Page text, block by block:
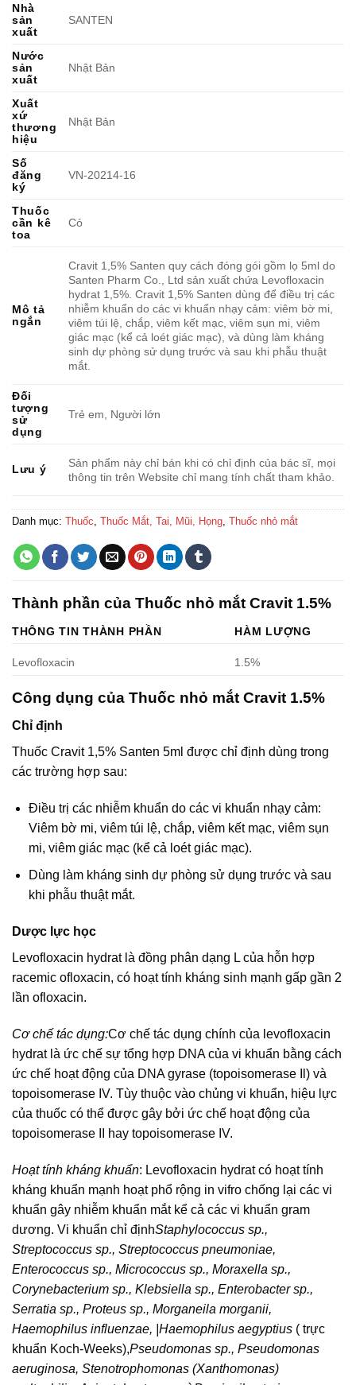
Nhà
sản
xuất
SANTEN
Nước
sản
xuất
Nhật Bản
Xuất
xứ
thương
hiệu
Nhật Bản
Số
đăng
ký
VN-20214-16
Thuốc
cần kê
toa
Có
Mô tả
ngắn
Cravit 1,5% Santen quy cách đóng gói gồm lọ 5ml do
Santen Pharm Co., Ltd sản xuất chứa Levofloxacin
hydrat 1,5%. Cravit 1,5% Santen dùng để điều trị các
nhiễm khuẩn do các vi khuẩn nhạy cảm: viêm bờ mi,
viêm túi lệ, chắp, viêm kết mạc, viêm sụn mi, viêm
giác mạc (kể cả loét giác mạc), và dùng làm kháng
sinh dự phòng sử dụng trước và sau khi phẫu thuật
mắt.
Đối
tượng
sử
dụng
Trẻ em, Người lớn
Lưu ý
Sản phẩm này chỉ bán khi có chỉ định của bác sĩ, mọi
thông tin trên Website chỉ mang tính chất tham khảo.
Danh mục: Thuốc Thuốc Mắt, Tai, Mũi, Họng Thuốc nhỏ mắt
Thành phần của Thuốc nhỏ mắt Cravit 1.5%
THÔNG TIN THÀNH PHẦN HÀM LƯỢNG
Levofloxacin 1.5%
Công dụng của Thuốc nhỏ mắt Cravit 1.5%
Chỉ định
Thuốc Cravit 1,5% Santen 5ml được chỉ định dùng trong
các trường hợp sau:
Điều trị các nhiễm khuẩn do các vi khuẩn nhạy cảm:
Viêm bờ mi, viêm túi lệ, chắp, viêm kết mạc, viêm sụn
mi, viêm giác mạc (kể cả loét giác mạc).
Dùng làm kháng sinh dự phòng sử dụng trước và sau
khi phẫu thuật mắt.
Dược lực học
Levofloxacin hydrat là đồng phân dạng L của hỗn hợp
racemic ofloxacin, có hoạt tính kháng sinh mạnh gấp gần 2
lần ofloxacin.
Cơ chế tác dụng:Cơ chế tác dụng chính của levofloxacin
hydrat là ức chế sự tổng hợp DNA của vi khuẩn bằng cách
ức chế hoạt động của DNA gyrase (topoisomerase Il) và
topoisomerase IV. Tùy thuộc vào chủng vi khuẩn, hiệu lực
của thuốc có thể được gây bởi ức chế hoạt động của
topoisomerase II hay topoisomerase IV.
Hoạt tính kháng khuẩn: Levofloxacin hydrat có hoạt tính
kháng khuẩn mạnh hoạt phổ rộng in vifro chống lại các vi
khuẩn gây nhiễm khuẩn mắt kể cả các vi khuẩn gram
dương. Vi khuẩn chỉ địnhStaphylococcus sp.,
Streptococcus sp., Streptococcus pneumoniae,
Enterococcus sp., Micrococcus sp., Moraxella sp.,
Corynebacterium sp., Klebsiella sp., Enterobacter sp.,
Serratia sp., Proteus sp., Morganeila morganii,
Haemophilus influenzae, |Haemophilus aegyptius ( trực
khuẩn Koch-Weeks),Pseudomonas sp., Pseudomonas
aeruginosa, Stenotrophomonas (Xanthomonas)